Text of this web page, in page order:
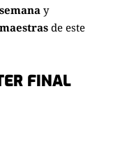
y
de este
FINAL